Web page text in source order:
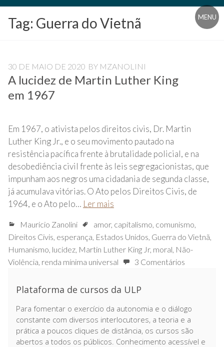
Blog
Universidade
Pampédia
MENU
Tag: Guerra do Vietnã
30 DE MAIO DE 2020 BY MZANOLINI
A lucidez de Martin Luther King
em 1967
Em 1967, o ativista pelos direitos civis, Dr. Martin
Luther King Jr., e o seu movimento pautado na
resistência pacífica frente à brutalidade policial, e na
desobediência civil frente às leis segregacionistas, que
impunham aos negros uma cidadania de segunda classe,
já acumulava vitórias. O Ato pelos Direitos Civis, de
1964, e o Ato pelo… Ler mais
Mauricio Zanolini amor, capitalismo, comunismo,
Direitos Civis, esperança, Estados Unidos, Guerra do Vietnã,
Humanismo, lucidez, Martin Luther King Jr, moral, Não-
Violência, renda mínima universal 3 Comentários
Plataforma de cursos da ULP
Para fomentar o exercício da autonomia e o diálogo
constante com diversos interlocutores, a teoria e a
prática a poucos cliques de distância, os cursos são
abertos a todos os públicos. Conhecimento acessível e